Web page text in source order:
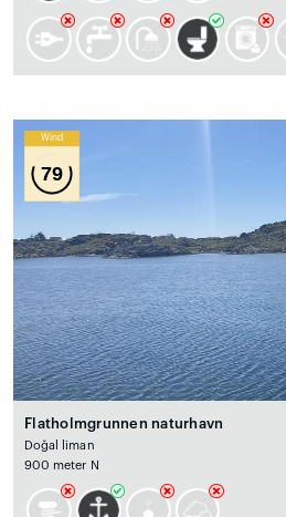
Wind
79
Flatholmgrunnen naturhavn
Doğal liman
900 meter N